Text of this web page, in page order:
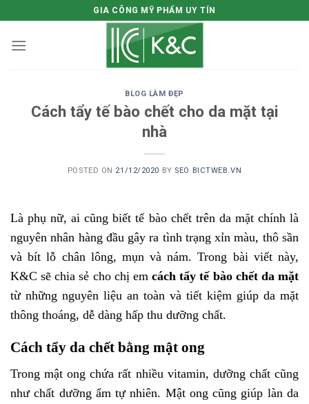
to
content
GIA CÔNG MỸ PHẨM UY TÍN
BLOG LÀM ĐẸP
Cách tẩy tế bào chết cho da mặt tại
nhà
POSTED ON 21/12/2020 BY SEO BICTWEB.VN
Là phụ nữ, ai cũng biết tế bào chết trên da mặt chính là
nguyên nhân hàng đầu gây ra tình trạng xỉn màu, thô sần
và bít lỗ chân lông, mụn và nám. Trong bài viết này,
K&C sẽ chia sẻ cho chị emcách tẩy tế bào chết da mặt
từ những nguyên liệu an toàn và tiết kiệm giúp da mặt
thông thoáng, dễ dàng hấp thu dưỡng chất.
Cách tẩy da chết bằng mật ong
Trong mật ong chứa rất nhiều vitamin, dưỡng chất cũng
như chất dưỡng ẩm tự nhiên. Mật ong cũng giúp làn da